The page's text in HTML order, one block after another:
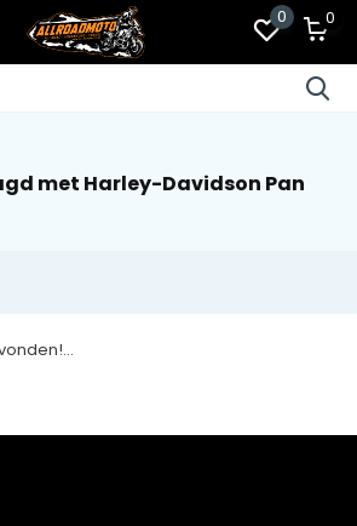
0 0
met Harley-Davidson Pan